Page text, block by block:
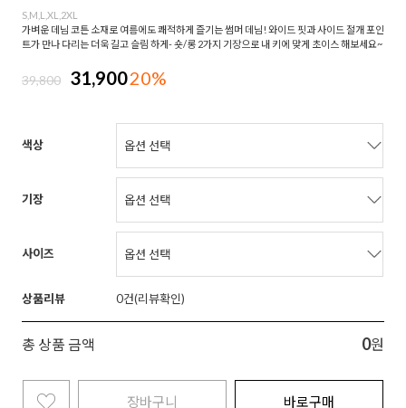
S,M,L,XL,2XL
가벼운 데님 코튼 소재로 여름에도 쾌적하게 즐기는 썸머 데님! 와이드 핏과 사이드 절개 포인
트가 만나 다리는 더욱 길고 슬림 하게- 숏/롱 2가지 기장으로 내 키에 맞게 초이스 해보세요~
39,800 31,90020%
색상
기장
사이즈
상품리뷰 0
총 상품 금액 0원
장바구니 바로구매